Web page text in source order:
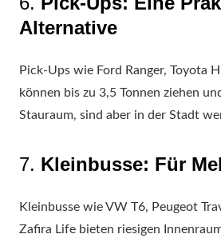
Alternative
Pick-Ups wie Ford Ranger, Toyota
können bis zu 3,5 Tonnen ziehen
Stauraum, sind aber in der Stadt
7. Kleinbusse: Für
Kleinbusse wie VW T6, Peugeot
Zafira Life bieten riesigen